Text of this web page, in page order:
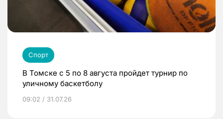
Спорт
В Томске с 5 по 8 августа пройдет турнир по
уличному баскетболу
09:02 / 31.07.26